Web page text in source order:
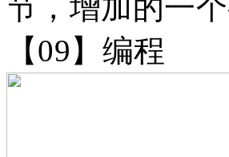
节，增加的一
【09】编程